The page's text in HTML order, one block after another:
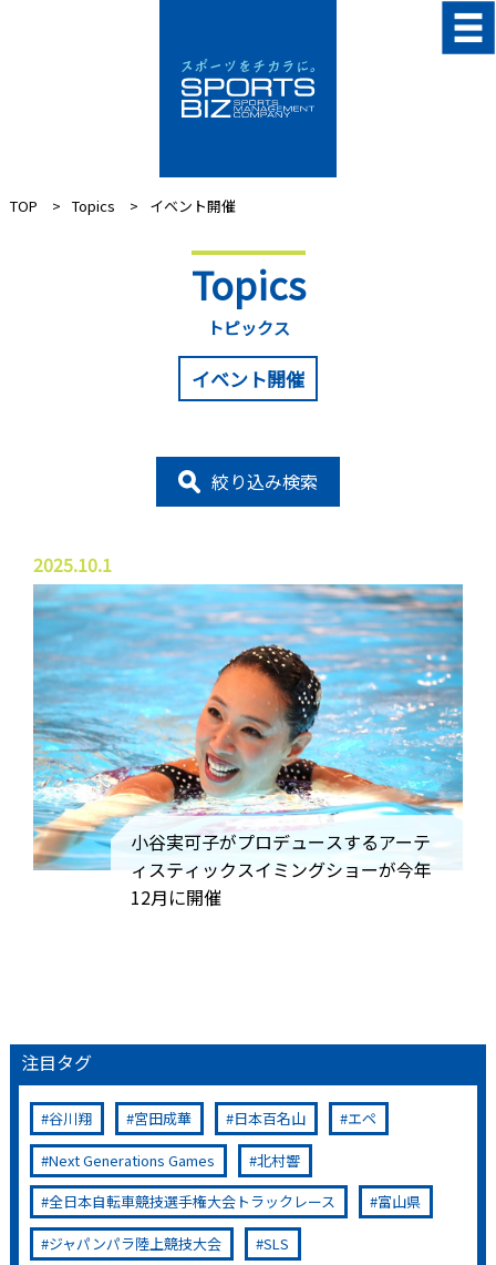
TOP Topics イベント開催
Topics
トピックス
イベント開催
絞り込み検索
2025.10.1
小谷実可子がプロデュースするアーテ
ィスティックスイミングショーが今年
12月に開催
注目タグ
谷川翔 宮田成華 日本百名山
エペ
Next Generations Games
北村響
全日本自転車競技選手権大会トラックレース
富山県
ジャパンパラ陸上競技大会
SLS